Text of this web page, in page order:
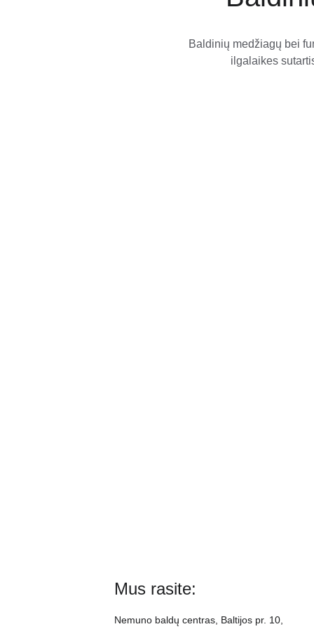
Baldinių medžiagų bei
ilgalaikes
Mus rasite:
Nemuno baldų centras, Baltijos pr. 10,